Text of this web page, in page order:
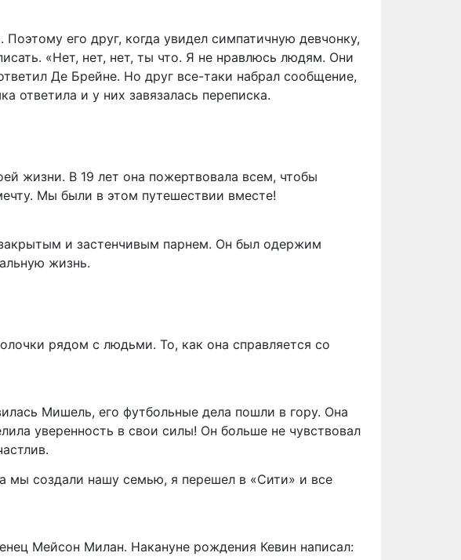
его друг, когда увидел симпатичную девчонку,
«Нет, нет, нет, ты что. Я не нравлюсь людям. Они
Де Брейне. Но друг все-таки набрал сообщение,
ответила и у них завязалась переписка.
жизни. В 19 лет она пожертвовала всем, чтобы
Мы были в этом путешествии вместе!
и застенчивым парнем. Он был одержим
жизнь.
рядом с людьми. То, как она справляется со
Мишель, его футбольные дела пошли в гору. Она
уверенность в свои силы! Он больше не чувствовал
мы создали нашу семью, я перешел в «Сити» и все
Мейсон Милан. Накануне рождения Кевин написал: